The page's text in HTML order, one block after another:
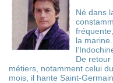
Né dans
la
De
métiers, notamment celui
mois, il hante Saint-